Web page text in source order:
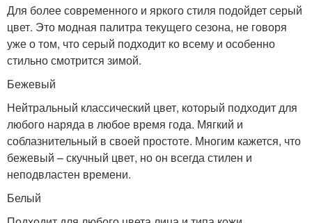
Для более современного и яркого стиля подойдет серый
цвет. Это модная палитра текущего сезона, не говоря
уже о том, что серый подходит ко всему и особенно
стильно смотрится зимой.
Бежевый
Нейтральный классический цвет, который подходит для
любого наряда в любое время года. Мягкий и
соблазнительный в своей простоте. Многим кажется, что
бежевый – скучный цвет, но он всегда стилен и
неподвластен времени.
Белый